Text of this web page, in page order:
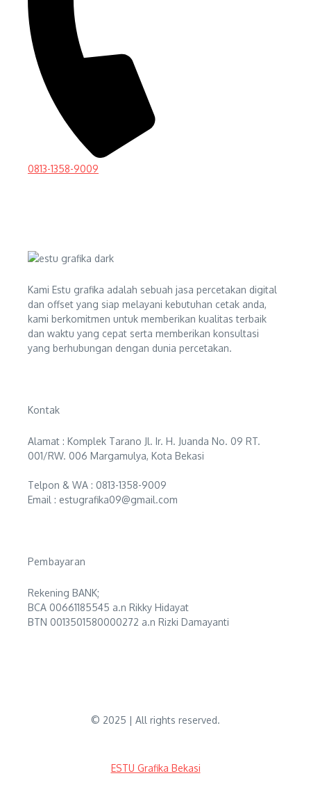
0813-1358-9009
Kami Estu grafika adalah sebuah jasa percetakan digital
dan offset yang siap melayani kebutuhan cetak anda,
kami berkomitmen untuk memberikan kualitas terbaik
dan waktu yang cepat serta memberikan konsultasi
yang berhubungan dengan dunia percetakan.
Kontak
Alamat : Komplek Tarano Jl. Ir. H. Juanda No. 09 RT.
001/RW. 006 Margamulya, Kota Bekasi
Telpon & WA : 0813-1358-9009
Email : estugrafika09@gmail.com
Pembayaran
Rekening BANK;
BCA 00661185545 a.n Rikky Hidayat
BTN 0013501580000272 a.n Rizki Damayanti
© 2025 | All rights reserved.
ESTU Grafika Bekasi